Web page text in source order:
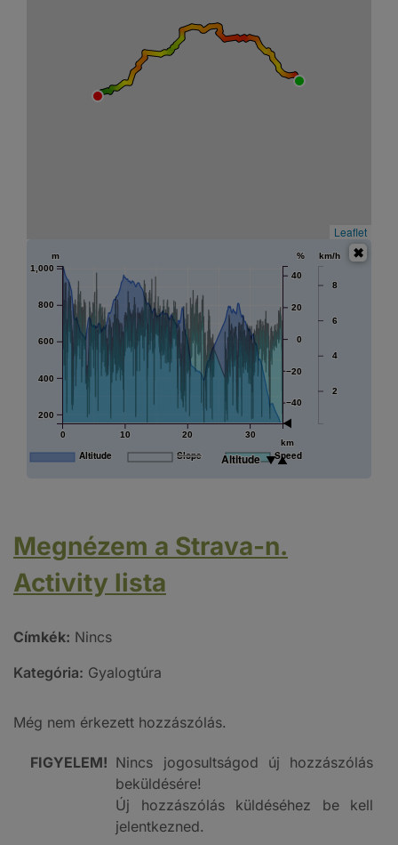
Leaflet
0 10 20 30
km
200
400
600
800
1,000
m
−40
−20
0
20
40
%
2
4
6
8
km/h
Altitude Slope Speed
Altitude
Megnézem a Strava-n.
Activity lista
Címkék: Nincs
Kategória: Gyalogtúra
Még nem érkezett hozzászólás.
FIGYELEM! Nincs jogosultságod új hozzászólás
beküldésére!
Új hozzászólás küldéséhez be kell
jelentkezned.